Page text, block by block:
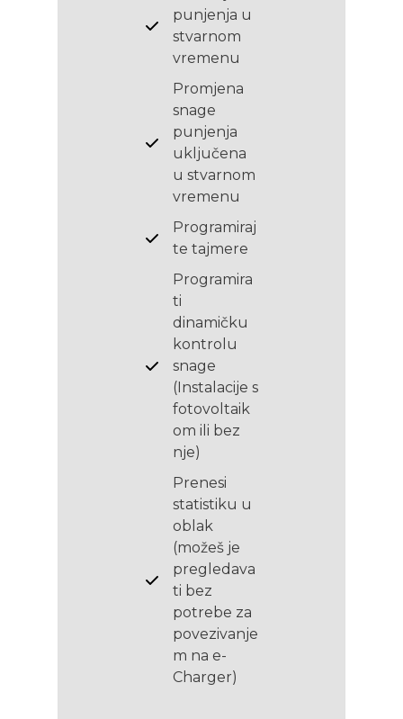
punjenja u
stvarnom
vremenu
Promjena
snage
punjenja
uključena
u stvarnom
vremenu
Programiraj
te tajmere
Programira
ti
dinamičku
kontrolu
snage
(Instalacije s
fotovoltaik
om ili bez
nje)
Prenesi
statistiku u
oblak
(možeš je
pregledava
ti bez
potrebe za
povezivanje
m na e-
Charger)